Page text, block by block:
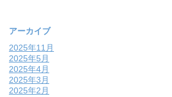
アーカイブ
2025年11月
2025年5月
2025年4月
2025年3月
2025年2月